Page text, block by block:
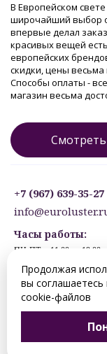
В Европейском
широчайший выбор
впервые делал
красивых вещей
европейских
скидки, цены
Способы оплаты -
магазин весьма
+7 (967) 639-35-27
Часы работы:
ПН-ПТ: с 11:00 до 19:00
ВС: ВЫХОДНОЙ
Предварительная запись.
© 2012-2026
Цены, указанные на
Продолжая
вы
cookie-файлов